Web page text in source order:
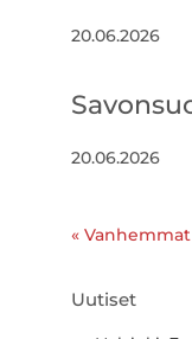
20.06.2026
20.06.2026
«
Uutiset